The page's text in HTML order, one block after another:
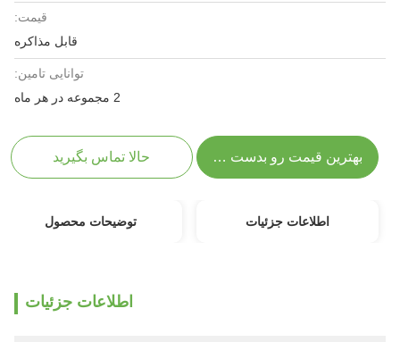
قیمت:
قابل مذاکره
توانایی تامین:
بهترین قیمت رو بدست بیار حالا تماس بگیرید
اطلاعات جزئیات توضیحات محصول
اطلاعات جزئیات